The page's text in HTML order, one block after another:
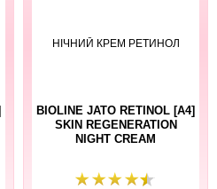
НІЧНИЙ КРЕМ РЕТИНОЛ
BIOLINE JATO RETINOL [A4]
SKIN REGENERATION
NIGHT CREAM